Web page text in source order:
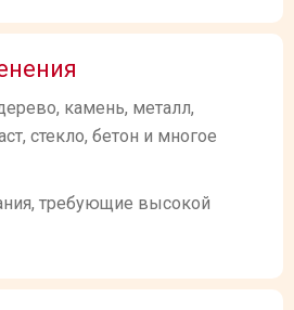
камень, металл,
стекло, бетон и многое
требующие высокой